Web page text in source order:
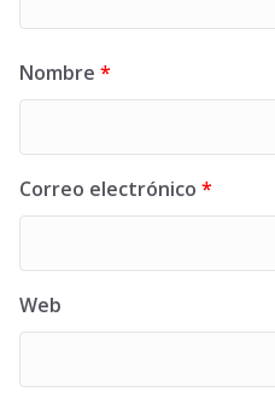
Nombre *
Correo electrónico *
Web